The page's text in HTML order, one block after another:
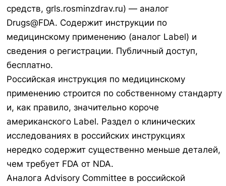
средств, grls.rosminzdrav.ru) — аналог
Drugs@FDA. Содержит инструкции по
медицинскому применению (аналог Label) и
сведения о регистрации. Публичный доступ,
бесплатно.
Российская инструкция по медицинскому
применению строится по собственному стандарту
и, как правило, значительно короче
американского Label. Раздел о клинических
исследованиях в российских инструкциях
нередко содержит существенно меньше деталей,
чем требует FDA от NDA.
Аналога Advisory Committee в российской